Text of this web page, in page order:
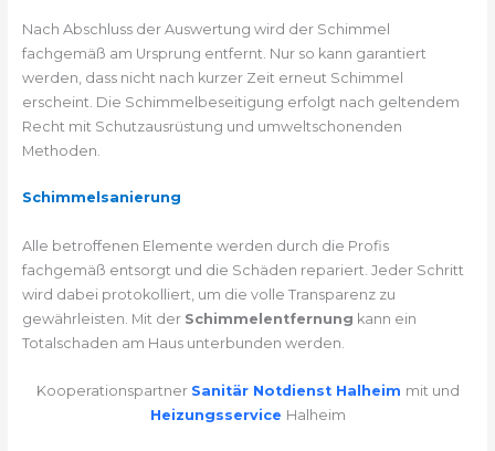
Nach Abschluss der Auswertung wird der Schimmel
fachgemäß am Ursprung entfernt. Nur so kann garantiert
werden, dass nicht nach kurzer Zeit erneut Schimmel
erscheint. Die Schimmelbeseitigung erfolgt nach geltendem
Recht mit Schutzausrüstung und umweltschonenden
Methoden.
Schimmelsanierung
Alle betroffenen Elemente werden durch die Profis
fachgemäß entsorgt und die Schäden repariert. Jeder Schritt
wird dabei protokolliert, um die volle Transparenz zu
gewährleisten. Mit der Schimmelentfernung kann ein
Totalschaden am Haus unterbunden werden.
Kooperationspartner Sanitär Notdienst Halheim mit und
Heizungsservice Halheim